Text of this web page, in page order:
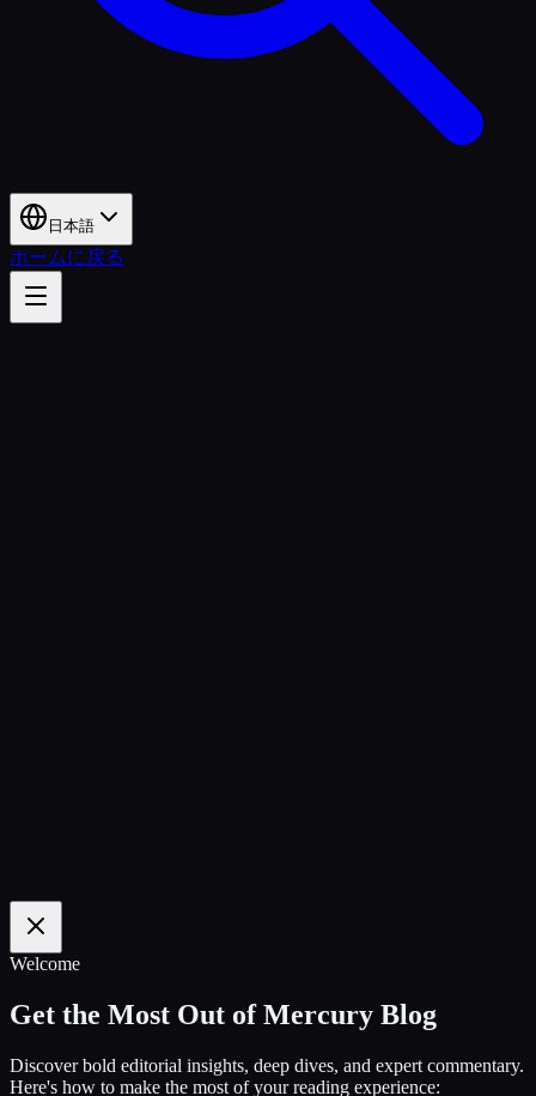
日本語
ホームに戻る
100 %
Welcome
Get the Most Out of Mercury Blog
Discover bold editorial insights, deep dives, and expert commentary.
Here's how to make the most of your reading experience: